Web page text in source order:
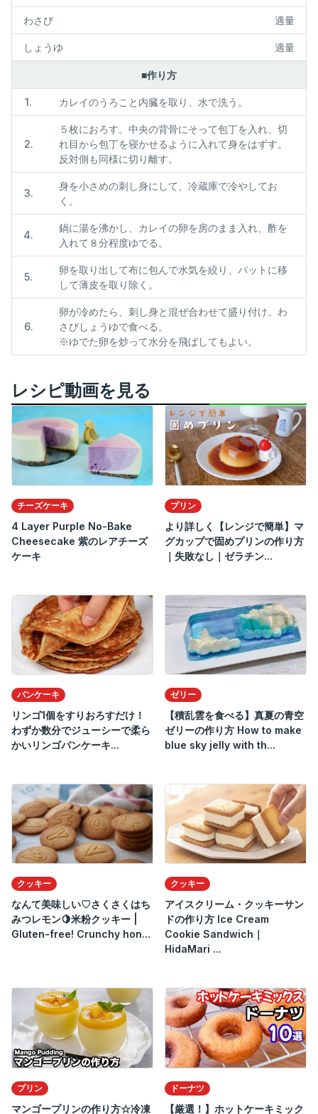
わさび 適量
しょうゆ 適量
■作り方
1. カレイのうろこと内臓を取り、水で洗う。
2.
５枚におろす。中央の背骨にそって包丁を入れ、切
れ目から包丁を寝かせるように入れて身をはずす。
反対側も同様に切り離す。
3.
身を小さめの刺し身にして、冷蔵庫で冷やしてお
く。
4.
鍋に湯を沸かし、カレイの卵を房のまま入れ、酢を
入れて８分程度ゆでる。
5.
卵を取り出して布に包んで水気を絞り、バットに移
して薄皮を取り除く。
6.
卵が冷めたら、刺し身と混ぜ合わせて盛り付け。わ
さびしょうゆで食べる。
※ゆでた卵を炒って水分を飛ばしてもよい。
レシピ動画を見る
チーズケーキ
4 Layer Purple No-Bake
Cheesecake 紫のレアチーズ
ケーキ
プリン
より詳しく【レンジで簡単】マ
グカップで固めプリンの作り方
｜失敗なし｜ゼラチン...
パンケーキ
リンゴ1個をすりおろすだけ！
わずか数分でジューシーで柔ら
かいリンゴパンケーキ...
ゼリー
【積乱雲を食べる】真夏の青空
ゼリーの作り方 How to make
blue sky jelly with th...
クッキー
なんて美味しい♡さくさくはち
みつレモン🍋米粉クッキー |
Gluten-free! Crunchy hon...
クッキー
アイスクリーム・クッキーサン
ドの作り方 Ice Cream
Cookie Sandwich｜
HidaMari ...
プリン
マンゴープリンの作り方☆冷凍
ドーナツ
【厳選！】ホットケーキミック